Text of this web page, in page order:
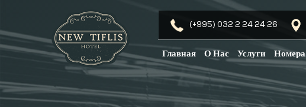
(+995) 032 2 24 24 26
Главная О Нас Услуги Номера